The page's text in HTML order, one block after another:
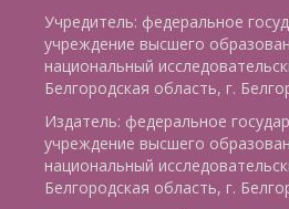
Учредитель: федеральное
учреждение высшего
национальный
Белгородская область, г.
Издатель: федеральное
учреждение высшего
национальный
Белгородская область, г.